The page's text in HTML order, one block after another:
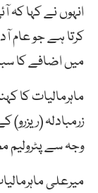
انہوں نے کہا
کرتا ہے جو عام
میں اضافے کا
ماہرمالیات کا
زرمبادلہ
وجہ سے پٹرولیم
میرعلی